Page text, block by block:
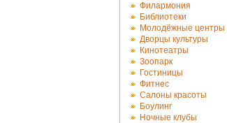
Филармония
Библиотеки
Молодёжные центры
Дворцы культуры
Кинотеатры
Зоопарк
Гостиницы
Фитнес
Салоны красоты
Боулинг
Ночные клубы